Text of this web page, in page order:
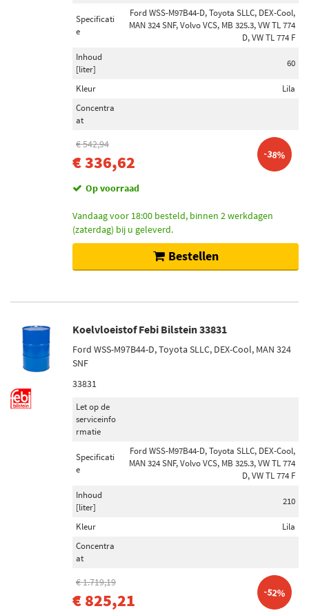
Specificati
e
Ford WSS-M97B44-D, Toyota SLLC, DEX-Cool,
MAN 324 SNF, Volvo VCS, MB 325.3, VW TL 774
D, VW TL 774 F
Inhoud
[liter]
60
Kleur
Lila
Concentra
at
€ 542,94
€ 336,62 -38%
Op voorraad
Vandaag voor 18:00 besteld, binnen 2 werkdagen
(zaterdag) bij u geleverd.
Bestellen
Koelvloeistof Febi Bilstein 33831
Ford WSS-M97B44-D, Toyota SLLC, DEX-Cool, MAN 324
SNF
33831
Let op de
serviceinfo
rmatie
Specificati
e
Ford WSS-M97B44-D, Toyota SLLC, DEX-Cool,
MAN 324 SNF, Volvo VCS, MB 325.3, VW TL 774
D, VW TL 774 F
Inhoud
[liter]
210
Kleur
Lila
Concentra
at
€ 1.719,19
€ 825,21 -52%